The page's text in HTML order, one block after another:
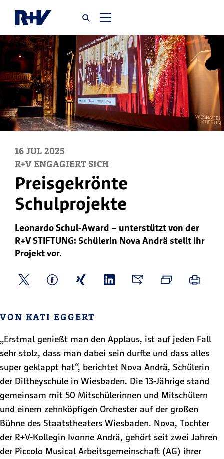
Startseite
Newsroom
Über uns
Karriere
Jobsuche
16 JUL 2025
R+V ENGAGIERT SICH
Preisgekrönte
Schulprojekte
Leonardo Schul-Award – unterstützt von der
R+V STIFTUNG: Schülerin Nova Andrä stellt ihr
Projekt vor.
VON KATI EGGERT
„Erstmal genießt man den Applaus, ist auf jeden Fall
sehr stolz, dass man dabei sein durfte und dass alles
super geklappt hat“, berichtet Nova Andrä, Schülerin
der Diltheyschule in Wiesbaden. Die 13-Jährige stand
gemeinsam mit 50 Mitschülerinnen und Mitschülern
und einem zehnköpfigen Orchester auf der großen
Bühne des Staatstheaters Wiesbaden. Nova, Tochter
der R+V-Kollegin Ivonne Andrä, gehört seit zwei Jahren
der Piccolo Musical Arbeitsgemeinschaft (AG) ihrer